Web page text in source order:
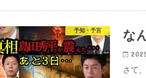
予知・予言 な
さて